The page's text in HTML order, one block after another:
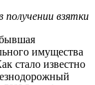
получении взятки
имущества
стало известно